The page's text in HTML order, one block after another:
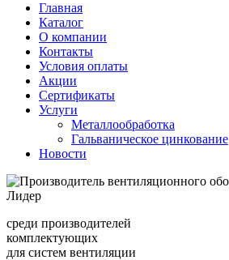
Главная
Каталог
О компании
Контакты
Условия оплаты
Акции
Сертификаты
Услуги
Металлообработка
Гальваническое цинкование
Новости
Лидер
среди производителей
комплектующих
для систем вентиляции